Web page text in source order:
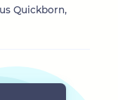
Quickborn,